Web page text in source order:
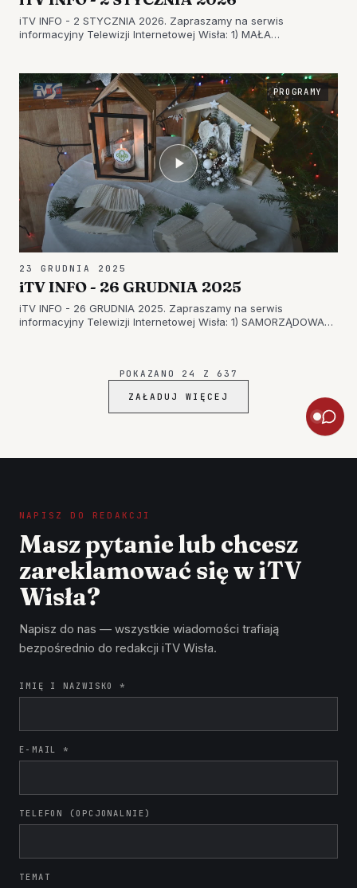
iTV INFO - 2 STYCZNIA 2026. Zapraszamy na serwis
informacyjny Telewizji Internetowej Wisła: 1) MAŁA
W BIURZE WYSTAW ARTYSTYCZNYCH – WERNISAŻ PO…
PROGRAMY
23 GRUDNIA 2025
iTV INFO - 26 GRUDNIA 2025
iTV INFO - 26 GRUDNIA 2025. Zapraszamy na serwis
informacyjny Telewizji Internetowej Wisła: 1) SAMORZĄDOWA
POKAZANO 24 Z637
ZAŁADUJ WIĘCEJ
NAPISZ DO REDAKCJI
Masz pytanie lub chcesz
zareklamować się w iTV
Wisła?
Napisz do nas — wszystkie wiadomości trafiają
bezpośrednio do redakcji iTV Wisła.
IMIĘ I NAZWISKO *
E-MAIL *
TELEFON (OPCJONALNIE)
TEMAT